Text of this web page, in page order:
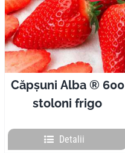
Căpșuni Alba ® 600
stoloni frigo
Detalii